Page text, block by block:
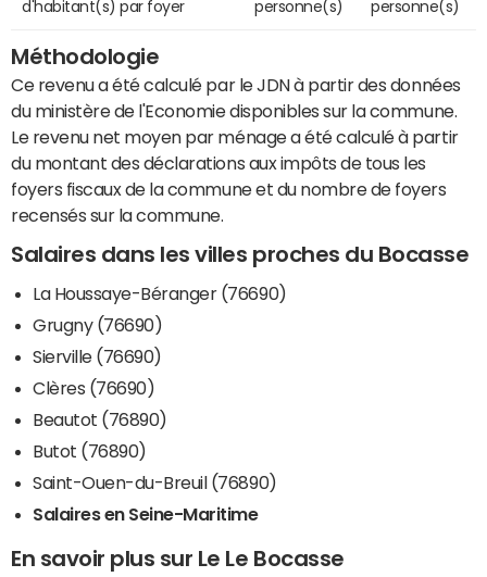
d'habitant(s) par foyer
personne(s)
personne(s)
Méthodologie
Ce revenu a été calculé par le JDN à partir des données
du ministère de l'Economie disponibles sur la commune.
Le revenu net moyen par ménage a été calculé à partir
du montant des déclarations aux impôts de tous les
foyers fiscaux de la commune et du nombre de foyers
recensés sur la commune.
Salaires dans les villes proches du Bocasse
La Houssaye-Béranger (76690)
Grugny (76690)
Sierville (76690)
Clères (76690)
Beautot (76890)
Butot (76890)
Saint-Ouen-du-Breuil (76890)
Salaires en Seine-Maritime
En savoir plus sur Le Le Bocasse